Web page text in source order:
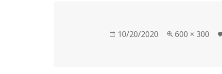
Posted
10/20/2020
Full
600 × 300